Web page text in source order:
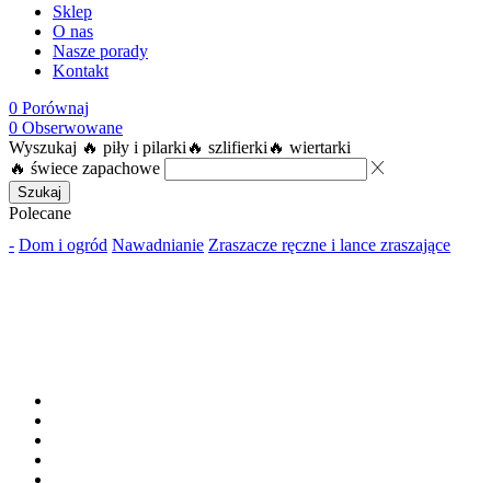
Sklep
O nas
Nasze porady
Kontakt
0 Porównaj
0 Obserwowane
Wyszukaj 🔥 piły i pilarki 🔥 szlifierki 🔥 wiertarki
🔥 świece zapachowe
Szukaj
Polecane
- Dom i ogród Nawadnianie Zraszacze ręczne i lance zraszające